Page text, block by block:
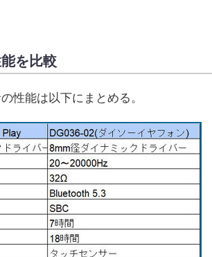
を比較
性能は以下にまとめる。